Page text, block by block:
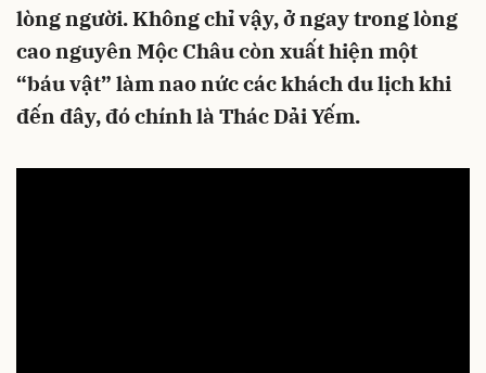
lòng người. Không chỉ vậy, ở ngay trong lòng
cao nguyên Mộc Châu còn xuất hiện một
“báu vật” làm nao nức các khách du lịch khi
đến đây, đó chính là Thác Dải Yếm.